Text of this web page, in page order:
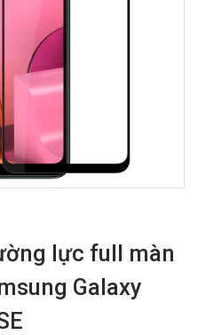
lực full màn
Galaxy